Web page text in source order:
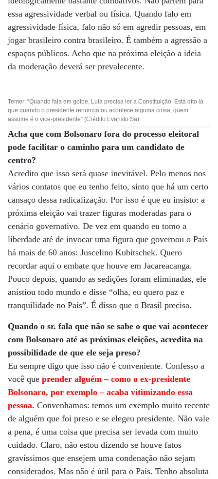
essa agressividade verbal ou física. Quando falo em
agressividade física, falo não só em agredir pessoas, em
jogar brasileiro contra brasileiro. É também a agressão a
espaços públicos. Acho que na próxima eleição a ideia
da moderação deverá ser prevalecente.
Temer: “Quando fala em golpe, Lula precisa ler a Constituição. Está dito lá
que quando o presidente renuncia ou acontece alguma coisa, quem
assume é o vice-presidente” (Crédito:Evaristo Sa)
Acha que com Bolsonaro fora do processo eleitoral
pode facilitar o caminho para um candidato de
centro?
Acredito que isso será quase inevitável. Pelo menos nos
vários contatos que eu tenho feito, sinto que há um certo
cansaço dessa radicalização. Por isso é que eu insisto: a
próxima eleição vai trazer figuras moderadas para o
cenário governativo. De vez em quando eu tomo a
liberdade até de invocar uma figura que governou o País
há mais de 60 anos: Juscelino Kubitschek. Quero
recordar aqui o embate que houve em Jacareacanga.
Pouco depois, quando as sedições foram eliminadas, ele
anistiou todo mundo e disse “olha, eu quero paz e
tranquilidade no País”. É disso que o Brasil precisa.
Quando o sr. fala que não se sabe o que vai acontecer
com Bolsonaro até as próximas eleições, acredita na
possibilidade de que ele seja preso?
Eu sempre digo que isso não é conveniente. Confesso a
você que prender alguém – como o ex-presidente
Bolsonaro, por exemplo – acaba vitimizando essa
pessoa. Convenhamos: temos um exemplo muito recente
de alguém que foi preso e se elegeu presidente. Não vale
a pena, é uma coisa que precisa ser levada com muito
cuidado. Claro, não estou dizendo se houve fatos
gravíssimos que ensejem uma condenação não sejam
considerados. Mas não é útil para o País. Tenho absoluta